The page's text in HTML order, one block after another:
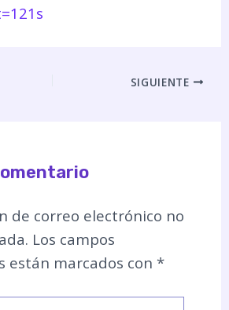
SIGUIENTE
de correo electrónico no
Los campos
están marcados con *